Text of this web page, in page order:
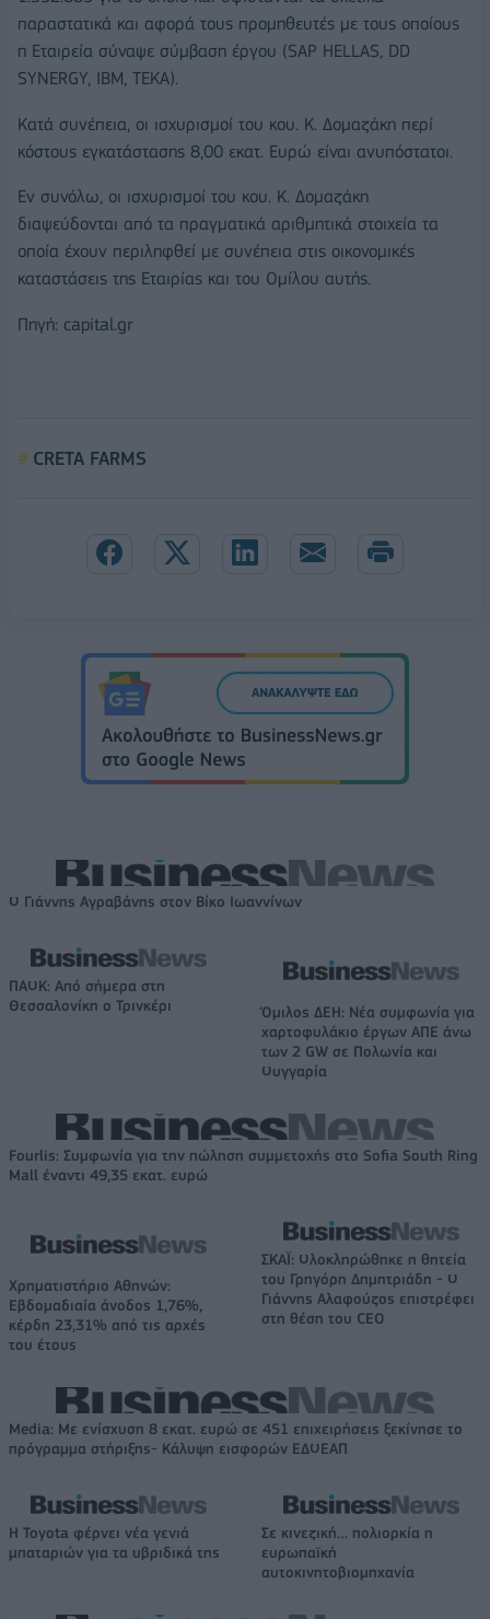
παραστατικά και αφορά τους προμηθευτές με τους οποίους
η Εταιρεία σύναψε σύμβαση έργου (SAP HELLAS, DD
SYNERGY, IBM, TEKA).
Κατά συνέπεια, οι ισχυρισμοί του κου. Κ. Δομαζάκη περί
κόστους εγκατάστασης 8,00 εκατ. Ευρώ είναι ανυπόστατοι.
Εν συνόλω, οι ισχυρισμοί του κου. Κ. Δομαζάκη
διαψεύδονται από τα πραγματικά αριθμητικά στοιχεία τα
οποία έχουν περιληφθεί με συνέπεια στις οικονομικές
καταστάσεις της Εταιρίας και του Ομίλου αυτής.
Πηγή: capital.gr
CRETA FARMS
Ο Γιάννης Αγραβάνης στον Βίκο Ιωαννίνων
ΠΑΟΚ: Από σήμερα στη
Θεσσαλονίκη ο Τρινκέρι
Όμιλος ΔΕΗ: Νέα συμφωνία για
χαρτοφυλάκιο έργων ΑΠΕ άνω
των 2 GW σε Πολωνία και
Ουγγαρία
Fourlis: Συμφωνία για την πώληση συμμετοχής στο Sofia South Ring
Mall έναντι 49,35 εκατ. ευρώ
Χρηματιστήριο Αθηνών:
Εβδομαδιαία άνοδος 1,76%,
κέρδη 23,31% από τις αρχές
του έτους
ΣΚΑΪ: Ολοκληρώθηκε η θητεία
του Γρηγόρη Δημητριάδη - Ο
Γιάννης Αλαφούζος επιστρέφει
στη θέση του CEO
Media: Με ενίσχυση 8 εκατ. ευρώ σε 451 επιχειρήσεις ξεκίνησε το
πρόγραμμα στήριξης- Κάλυψη εισφορών ΕΔΟΕΑΠ
Η Toyota φέρνει νέα γενιά
μπαταριών για τα υβριδικά της
Σε κινεζική… πολιορκία η
ευρωπαϊκή
αυτοκινητοβιομηχανία